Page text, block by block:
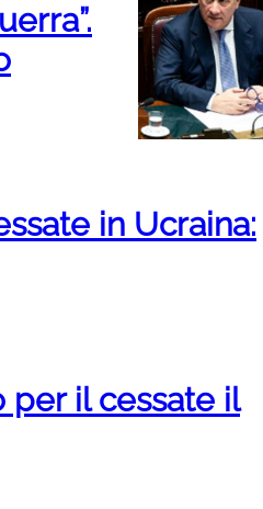
in Ucraina:
per il cessate il